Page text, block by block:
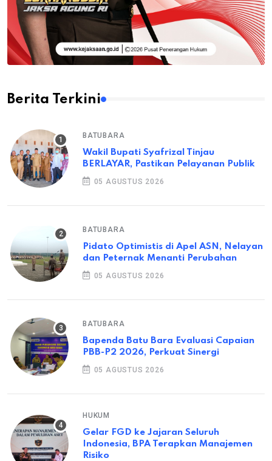
Berita Terkini
BATUBARA
Wakil Bupati Syafrizal Tinjau
BERLAYAR, Pastikan Pelayanan Publik
05 AGUSTUS 2026
BATUBARA
Pidato Optimistis di Apel ASN, Nelayan
dan Peternak Menanti Perubahan
05 AGUSTUS 2026
BATUBARA
Bapenda Batu Bara Evaluasi Capaian
PBB-P2 2026, Perkuat Sinergi
05 AGUSTUS 2026
HUKUM
Gelar FGD ke Jajaran Seluruh
Indonesia, BPA Terapkan Manajemen
Risiko